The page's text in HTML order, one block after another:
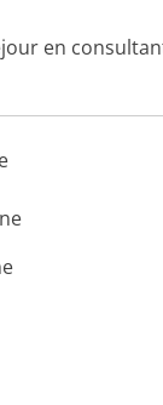
en